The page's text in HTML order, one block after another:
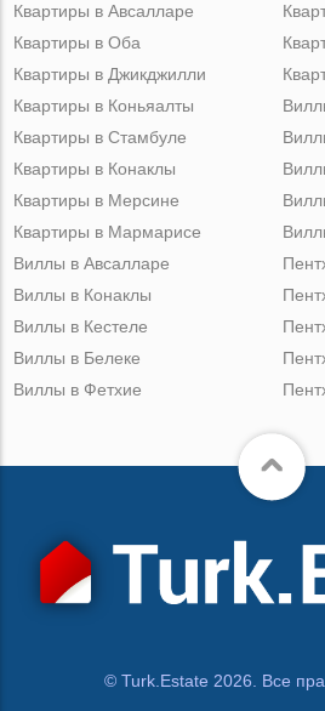
Квартиры в Авсалларе
Квартиры в Оба
Квартиры в Джикджилли
Квартиры в Коньяалты
Квартиры в Стамбуле
Квартиры в Конаклы
Квартиры в Мерсине
Квартиры в Мармарисе
Виллы в Авсалларе
Виллы в Конаклы
Виллы в Кестеле
Виллы в Белеке
Виллы в Фетхие
© Turk.Estate 2026. Все